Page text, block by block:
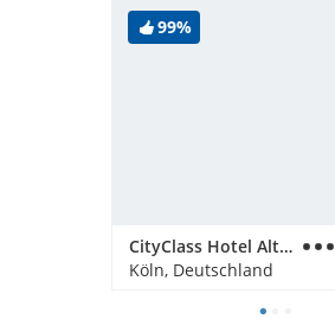
99%
CityClass Hotel Alter Markt
Köln, Deutschland